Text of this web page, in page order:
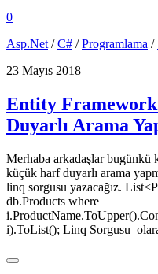
0
Asp.Net /C# /Programlama /
23 Mayıs 2018
Entity
Duyarlı Arama
Merhaba arkadaşlar
küçük harf duyarlı arama
linq sorgusu yazacağız.
db.Products where
i).ToList(); Linq Sorgusu